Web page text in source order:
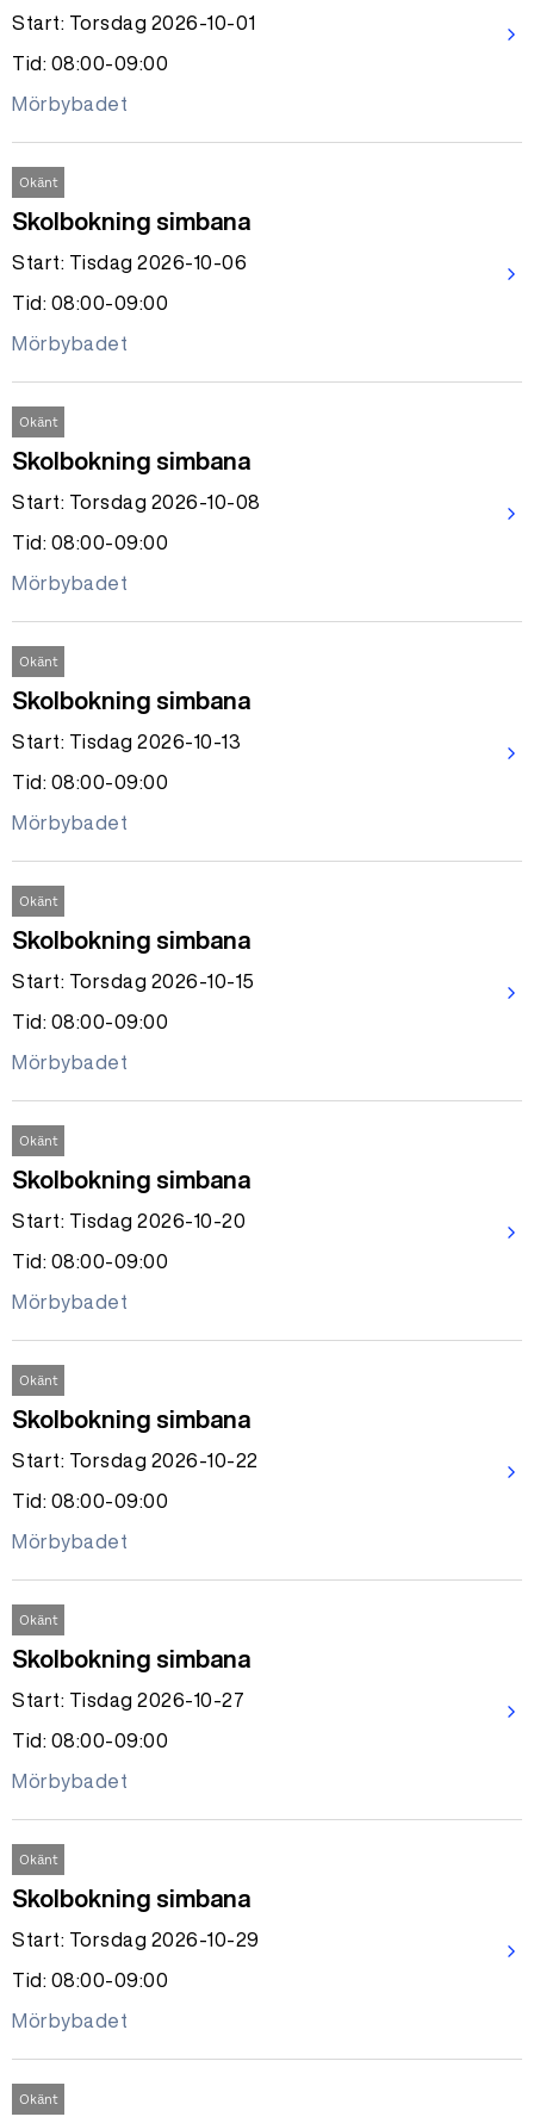
Start: Torsdag 2026-10-01
Tid: 08:00-09:00
Mörbybadet
arrow_forward_ios
Okänt
Skolbokning simbana
Start: Tisdag 2026-10-06
Tid: 08:00-09:00
Mörbybadet
arrow_forward_ios
Okänt
Skolbokning simbana
Start: Torsdag 2026-10-08
Tid: 08:00-09:00
Mörbybadet
arrow_forward_ios
Okänt
Skolbokning simbana
Start: Tisdag 2026-10-13
Tid: 08:00-09:00
Mörbybadet
arrow_forward_ios
Okänt
Skolbokning simbana
Start: Torsdag 2026-10-15
Tid: 08:00-09:00
Mörbybadet
arrow_forward_ios
Okänt
Skolbokning simbana
Start: Tisdag 2026-10-20
Tid: 08:00-09:00
Mörbybadet
arrow_forward_ios
Okänt
Skolbokning simbana
Start: Torsdag 2026-10-22
Tid: 08:00-09:00
Mörbybadet
arrow_forward_ios
Okänt
Skolbokning simbana
Start: Tisdag 2026-10-27
Tid: 08:00-09:00
Mörbybadet
arrow_forward_ios
Okänt
Skolbokning simbana
Start: Torsdag 2026-10-29
Tid: 08:00-09:00
Mörbybadet
arrow_forward_ios
Okänt